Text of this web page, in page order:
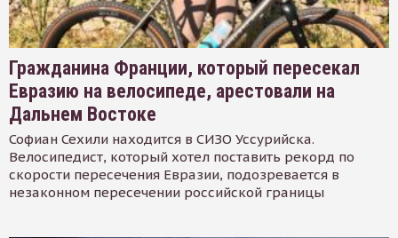
Гражданина Франции, который пересекал
Евразию на велосипеде, арестовали на
Дальнем Востоке
Софиан Сехили находится в СИЗО Уссурийска.
Велосипедист, который хотел поставить рекорд по
скорости пересечения Евразии, подозревается в
незаконном пересечении российской границы